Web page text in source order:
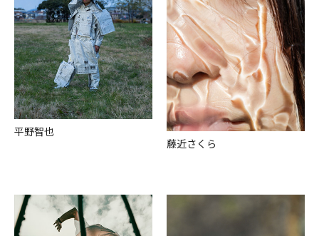
平野智也
藤近さくら